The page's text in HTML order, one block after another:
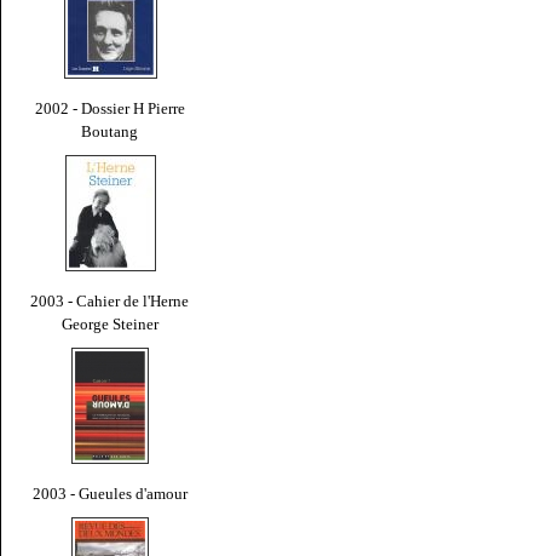
2002 - Dossier H Pierre
Boutang
2003 - Cahier de l'Herne
George Steiner
2003 - Gueules d'amour